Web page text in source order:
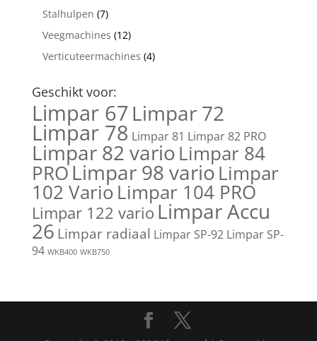
Stalhulpen (7)
Veegmachines (12)
Verticuteermachines (4)
Geschikt voor:
Limpar 67 Limpar 72
Limpar 78 Limpar 81 Limpar 82 PRO
Limpar 82 varioLimpar 84
PROLimpar 98 varioLimpar
102 VarioLimpar 104 PRO
Limpar 122 vario Limpar Accu
26 Limpar radiaal Limpar SP-92 Limpar SP-
94 WKB400 WKB750